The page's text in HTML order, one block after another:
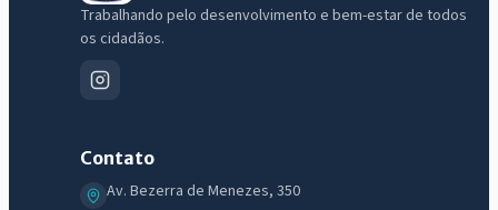
Trabalhando pelo desenvolvimento e bem-estar de todos
os cidadãos.
Contato
Av. Bezerra de Menezes, 350